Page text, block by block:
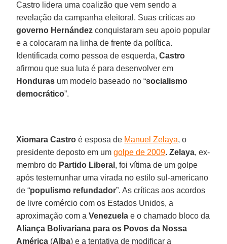
Castro lidera uma coalizão que vem sendo a
revelação da campanha eleitoral. Suas críticas ao
governo Hernández conquistaram seu apoio popular
e a colocaram na linha de frente da política.
Identificada como pessoa de esquerda,Castro
afirmou que sua luta é para desenvolver em
Honduras um modelo baseado no “socialismo
democrático”.
Xiomara Castro é esposa de Manuel Zelaya, o
presidente deposto em umgolpe de 2009.Zelaya, ex-
membro do Partido Liberal , foi vítima de um golpe
após testemunhar uma virada no estilo sul-americano
de “populismo refundador”. As críticas aos acordos
de livre comércio com os Estados Unidos, a
aproximação com aVenezuela e o chamado bloco da
Aliança Bolivariana para os Povos da Nossa
América (Alba) e a tentativa de modificar a